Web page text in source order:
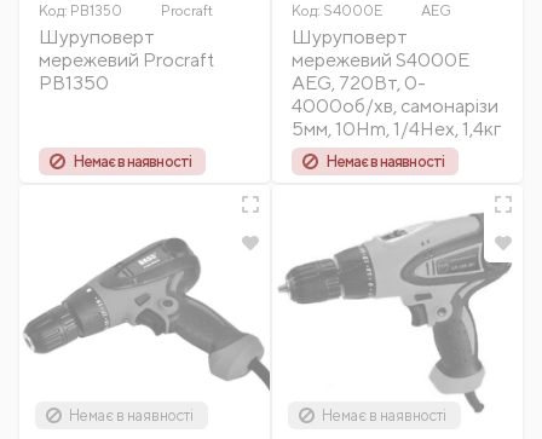
Код: PB1350 Procraft
Шуруповерт
мережевий Procraft
PB1350
Немає в наявності
Код: S4000Е AEG
Шуруповерт
мережевий S4000Е
AEG, 720Вт, 0-
4000об/хв, самонарізи
5мм, 10Hm, 1/4Hex, 1,4кг
Немає в наявності
Немає в наявності
Немає в наявності